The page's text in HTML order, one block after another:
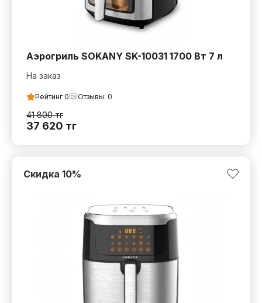
Аэрогриль SOKANY SK-10031 1700 Вт 7 л
На заказ
Рейтинг 0 Отзывы: 0
41 800тг
37 620 тг
Скидка 10%